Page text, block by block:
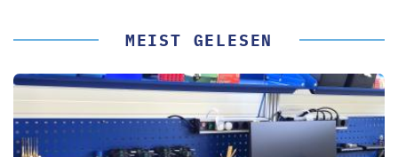
MEIST GELESEN